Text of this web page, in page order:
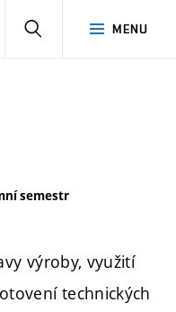
MENU
semestr
výroby, využití
technických